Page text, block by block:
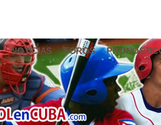
NOTICIAS FOROS